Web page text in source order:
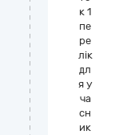
к 1
пе
ре
лік
дл
я у
ча
сн
ик